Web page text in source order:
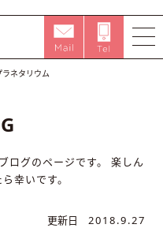
ラネタリウム
グのページです。
楽しん
幸いです。
更新日 2018.9.27